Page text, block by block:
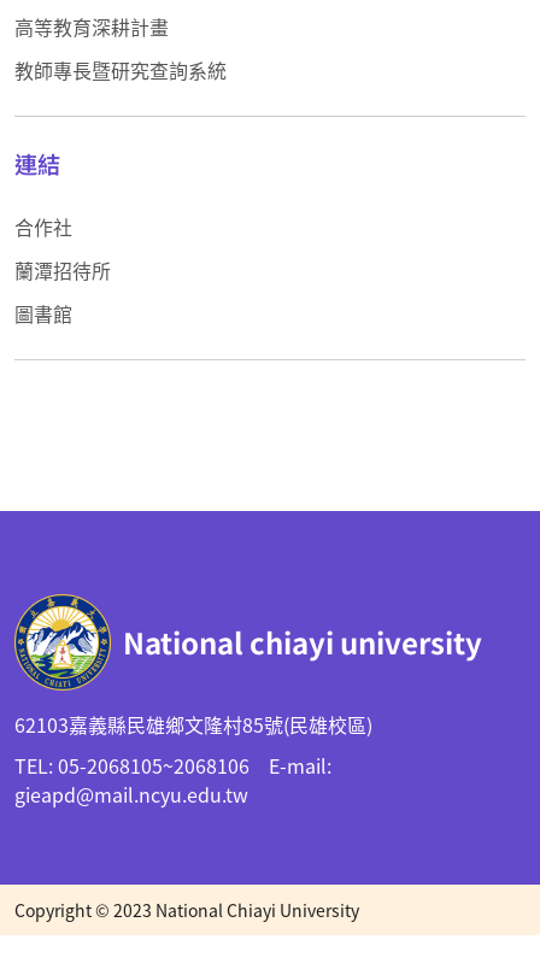
高等教育深耕計畫
教師專長暨研究查詢系統
連結
合作社
蘭潭招待所
圖書館
National chiayi university
62103嘉義縣民雄鄉文隆村85號(民雄校區)
TEL: 05-2068105~2068106 E-mail:
gieapd@mail.ncyu.edu.tw
Copyright © 2023 National Chiayi University